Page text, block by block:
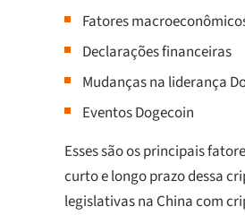
Fatores
Declarações financeiras
Mudanças na liderança
Eventos Dogecoin
Esses são os principais
curto e longo prazo dessa
legislativas na China com